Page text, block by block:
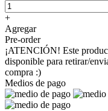
+
Agregar
Pre-order
¡ATENCIÓN! Este
disponible para retirar/
compra :)
Medios de pago